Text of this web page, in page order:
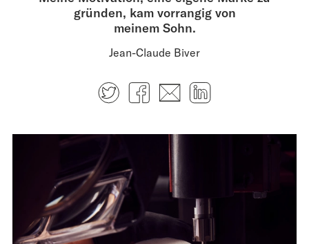
gründen, kam vorrangig von
meinem Sohn.
Jean-Claude Biver
TwitterFacebook
E-mail